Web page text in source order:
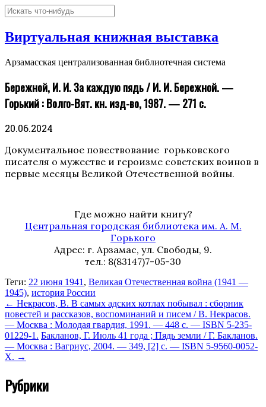
Виртуальная книжная выставка
Арзамасская централизованная библиотечная система
Бережной, И. И. За каждую пядь / И. И. Бережной. —
Горький : Волго-Вят. кн. изд-во, 1987. — 271 с.
20.06.2024
Документальное повествование горьковского
писателя о мужестве и героизме советских воинов в
первые месяцы Великой Отечественной войны.
Где можно найти книгу?
Центральная городская библиотека им. А. М.
Горького
Адрес: г. Арзамас, ул. Свободы, 9.
тел.: 8(83147)7-05-30
Теги: 22 июня 1941 , Великая Отечественная война (1941 —
1945), история России
← Некрасов, В. В самых адских котлах побывал : сборник
повестей и рассказов, воспоминаний и писем / В. Некрасов.
— Москва : Молодая гвардия, 1991. — 448 с. — ISBN 5-235-
01229-1. Бакланов, Г. Июль 41 года ; Пядь земли / Г. Бакланов.
— Москва : Вагриус, 2004. — 349, [2] с. — ISBN 5-9560-0052-
X. →
Рубрики